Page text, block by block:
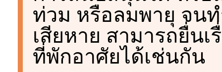
ท่วม หรือลมพายุ จน
เสียหาย สามารถยื่น
ที่พักอาศัยได้เช่นกัน